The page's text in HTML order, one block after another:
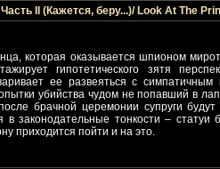
II (Кажется, беру...)/ Look At The
которая оказывается шпионом
гипотетического зятя
ее развеяться с симпатичным
убийства чудом не попавший в
брачной церемонии супруги
законодательные тонкости – статуи
приходится пойти и на это.